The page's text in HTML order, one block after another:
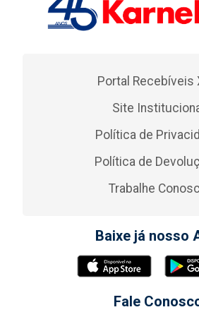
Portal Recebíveis
Site
Política de
Política de
Trabalhe
Baixe já nosso
Fale